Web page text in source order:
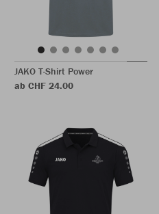
JAKO T-Shirt Power
ab CHF 24.00